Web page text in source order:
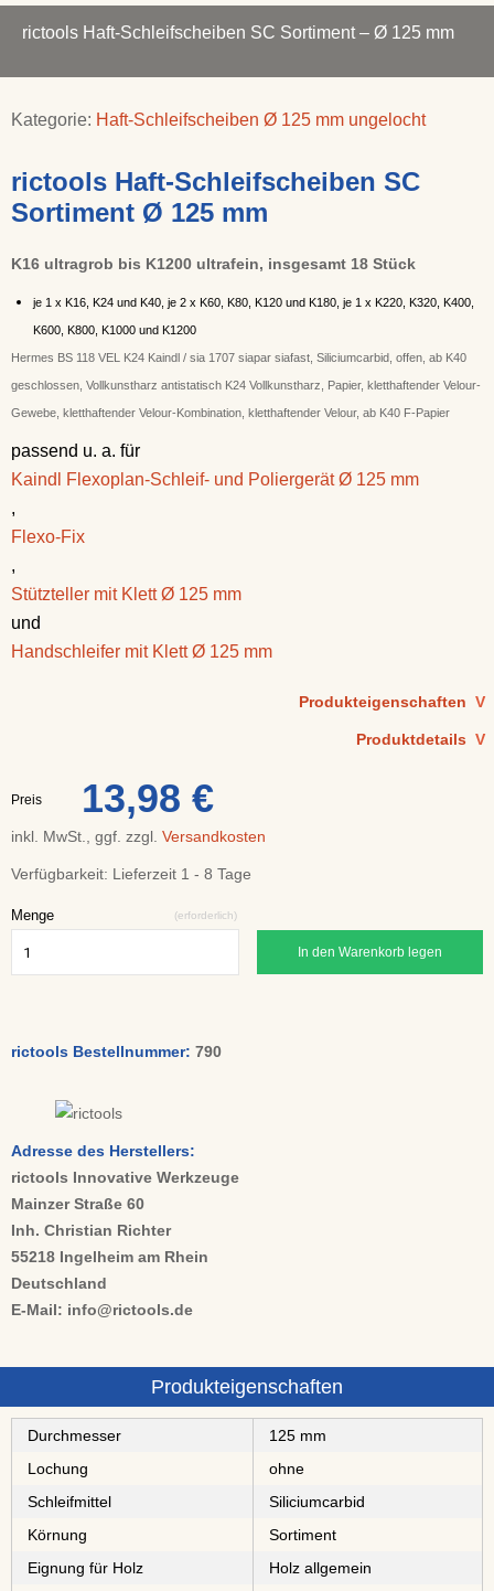
rictools Haft-Schleifscheiben SC Sortiment – Ø 125 mm
Kategorie: Haft-Schleifscheiben Ø 125 mm ungelocht
rictools Haft-Schleifscheiben SC
Sortiment Ø 125 mm
K16 ultragrob bis K1200 ultrafein, insgesamt 18 Stück
je 1 x K16, K24 und K40, je 2 x K60, K80, K120 und K180, je 1 x K220, K320, K400,
K600, K800, K1000 und K1200
Hermes BS 118 VEL K24 Kaindl / sia 1707 siapar siafast, Siliciumcarbid, offen, ab K40
geschlossen, Vollkunstharz antistatisch K24 Vollkunstharz, Papier, kletthaftender Velour-
Gewebe, kletthaftender Velour-Kombination, kletthaftender Velour, ab K40 F-Papier
passend u. a. für
Kaindl Flexoplan-Schleif- und Poliergerät Ø 125 mm
,
Flexo-Fix
,
Stützteller mit Klett Ø 125 mm
und
Handschleifer mit Klett Ø 125 mm
Produkteigenschaften V
Produktdetails V
Preis 13,98 €
inkl. MwSt., ggf. zzgl. Versandkosten
Verfügbarkeit: Lieferzeit 1 - 8 Tage
Menge (erforderlich)
In den Warenkorb legen
rictools Bestellnummer: 790
Adresse des Herstellers:
rictools Innovative Werkzeuge
Mainzer Straße 60
Inh. Christian Richter
55218 Ingelheim am Rhein
Deutschland
E-Mail: info@rictools.de
Produkteigenschaften
Durchmesser
125 mm
Lochung
ohne
Schleifmittel
⁠⁠⁠⁠⁠⁠⁠⁠Siliciumcarbid
Körnung
Sortiment
Eignung für Holz
Holz allgemein